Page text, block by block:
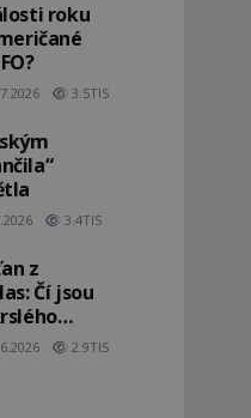
roku
3.5TIS
3.4TIS
z
Čí jsou
2.9TIS